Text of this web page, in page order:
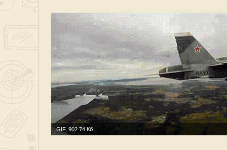
GIF, 902.74 Кб